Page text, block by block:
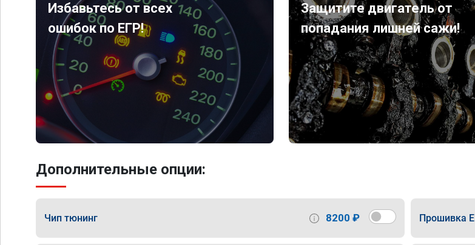
Избавьтесь от всех
ошибок по ЕГР!
Защитите двигатель от
попадания лишней сажи!
Дополнительные опции:
Чип тюнинг 8200 ₽ Прошивка